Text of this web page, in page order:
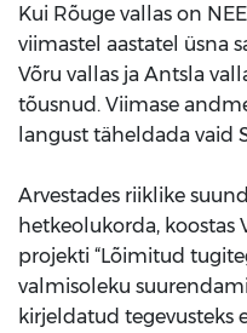
Kui Rõuge vallas on
viimastel aastatel üsna
Võru vallas ja Antsla
tõusnud. Viimase
langust täheldada vaid
Arvestades riiklike
hetkeolukorda, koostas
projekti “Lõimitud
valmisoleku
kirjeldatud tegevusteks